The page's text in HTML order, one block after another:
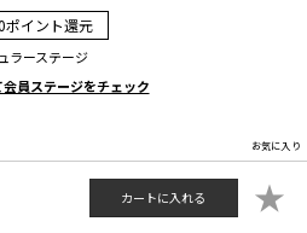
ポイント還元
ラーステージ
員ステージをチェック
お気に入り
カートに入れる ★